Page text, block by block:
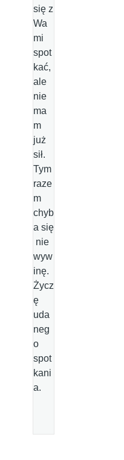
się z
Wa
mi
spot
kać,
ale
nie
ma
m
już
sił.
Tym
raze
m
chyb
a się
nie
wyw
inę.
Życz
ę
uda
neg
o
spot
kani
a.